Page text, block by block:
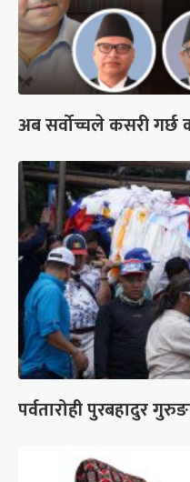
अब सर्वोच्चले कसरी गर्छ
पर्वतारोही पुरबहादुर